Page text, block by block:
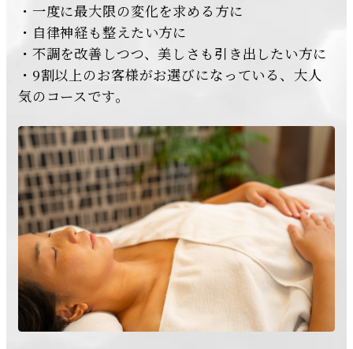
・一度に最大限の変化を求める方に
・自律神経も整えたい方に
・不調を改善しつつ、美しさも引き出したい方に
・9割以上のお客様がお選びになっている、大人
気のコースです。